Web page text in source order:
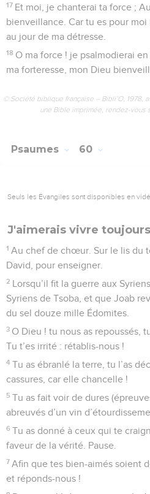
17 Et moi, je chanterai ta force ;
bienveillance. Car tu es pour
au jour de ma détresse.
18 O ma force ! je psalmodierai
ma forteresse, mon Dieu
© Société biblique française – Bibli’O, 1978,
une Bible imprimée, rendez-vous
Psaumes 60
Seuls les Évangiles sont disponibles en
J'aimerais vivre
1 Au chef de chœur. Sur le lis du
David, pour enseigner.
2 Lorsqu’il fit la guerre aux
Syriens de Tsoba, et que Joab
du sel douze mille Édomites.
3 O Dieu ! tu nous as repoussés,
Tu t’es irrité : rétablis-nous !
4 Tu as ébranlé la terre, tu l’as
cassures, car elle chancelle !
5 Tu as fait voir de dures
abreuvés d’un vin
6 Tu as donné à ceux qui te
faveur de la vérité. Pause.
7 Afin que tes bien-aimés soient
et réponds-nous !